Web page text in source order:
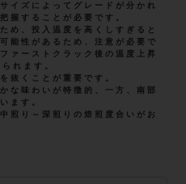
イズによってグレードが分かれ
握することが必要です。
め、投入温度を高くしすぎると
能性があるため、注意が必要で
ァーストクラック後の温度上昇
れます。
抜くことが重要です。
な味わいが特徴的、一方、南部
ます。
煎り～深煎りの焙煎度合いがお